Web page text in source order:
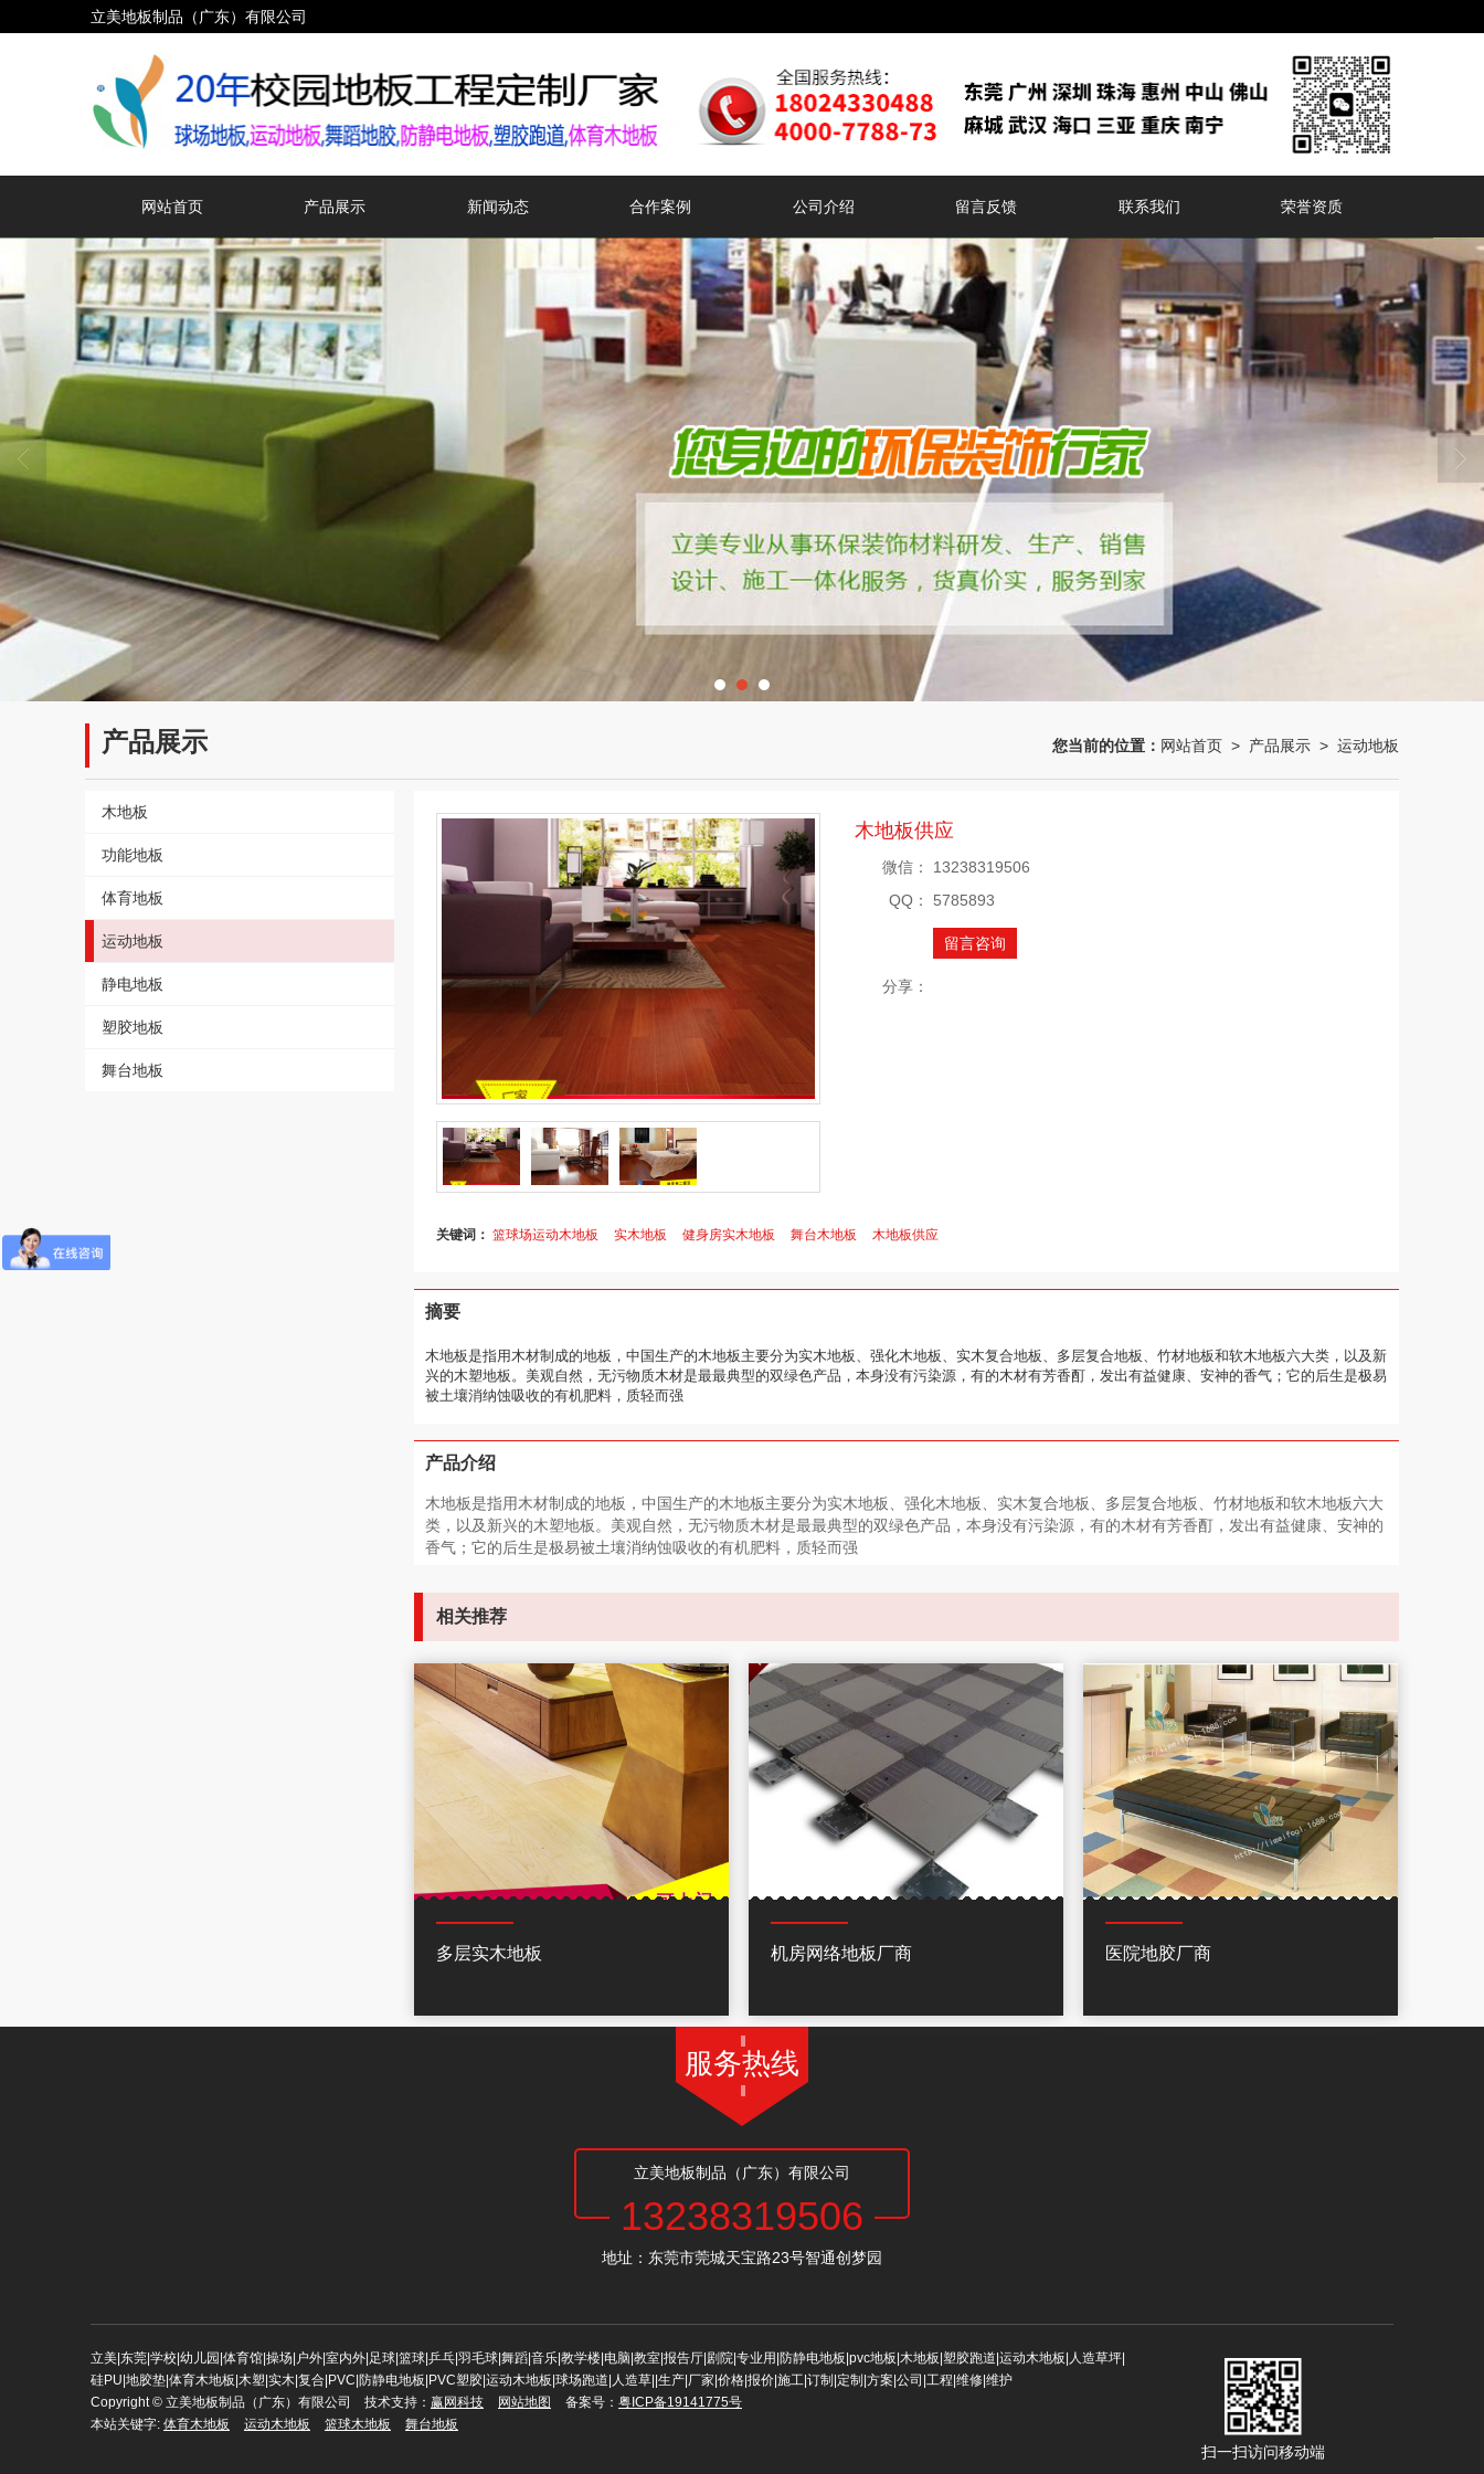
立美地板制品（广东）有限公司
网站首页 产品展示 新闻动态 合作案例 公司介绍 留言反馈 联系我们 荣誉资质
产品展示 您当前的位置： 网站首页 > 产品展示 > 运动地板
木地板供应
微信：
13238319506
QQ：
5785893
留言咨询
分享：
关键词： 篮球场运动木地板 实木地板 健身房实木地板 舞台木地板 木地板供应
摘要
木地板是指用木材制成的地板，中国生产的木地板主要分为实木地板、强化木地板、实木复合地板、多层复合地板、竹材地板和软木地板六大类，以及新
兴的木塑地板。美观自然，无污物质木材是最最典型的双绿色产品，本身没有污染源，有的木材有芳香酊，发出有益健康、安神的香气；它的后生是极易
被土壤消纳蚀吸收的有机肥料，质轻而强
产品介绍
木地板是指用木材制成的地板，中国生产的木地板主要分为实木地板、强化木地板、实木复合地板、多层复合地板、竹材地板和软木地板六大
类，以及新兴的木塑地板。美观自然，无污物质木材是最最典型的双绿色产品，本身没有污染源，有的木材有芳香酊，发出有益健康、安神的
香气；它的后生是极易被土壤消纳蚀吸收的有机肥料，质轻而强
相关推荐
多层实木地板 机房网络地板厂商 医院地胶厂商
木地板
功能地板
体育地板
运动地板
静电地板
塑胶地板
舞台地板
服务热线
立美地板制品（广东）有限公司
13238319506
地址：东莞市莞城天宝路23号智通创梦园
立美|东莞|学校|幼儿园|体育馆|操场|户外|室内外|足球|篮球|乒乓|羽毛球|舞蹈|音乐|教学楼|电脑|教室|报告厅|剧院|专业用|防静电地板|pvc地板|木地板|塑胶跑道|运动木地板|人造草坪|
硅PU|地胶垫|体育木地板|木塑|实木|复合|PVC|防静电地板|PVC塑胶|运动木地板|球场跑道|人造草||生产|厂家|价格|报价|施工|订制|定制|方案|公司|工程|维修|维护
Copyright © 立美地板制品（广东）有限公司 技术支持： 赢网科技 网站地图 备案号： 粤ICP备19141775号
本站关键字: 体育木地板 运动木地板 篮球木地板 舞台地板
扫一扫访问移动端